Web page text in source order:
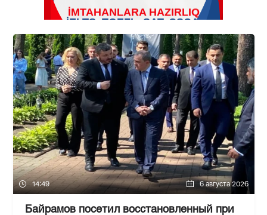
14:49 6 августа 2026
Байрамов посетил восстановленный при